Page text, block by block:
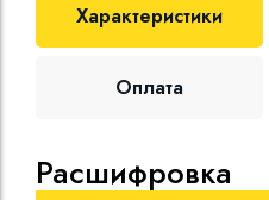
Характеристики
Оплата
Расшифровка